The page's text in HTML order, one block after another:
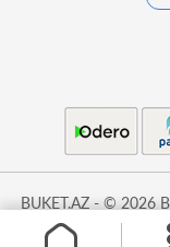
BUKET.AZ - © 2026